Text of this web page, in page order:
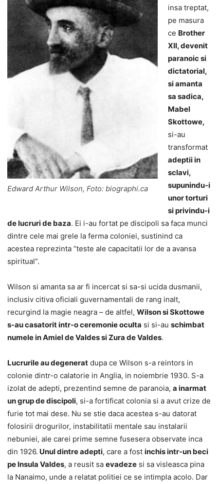
Edward Arthur Wilson, Foto: biographi.ca
insa treptat,
pe masura
ce Brother
XII, devenit
paranoic si
dictatorial,
si amanta
sa sadica,
Mabel
Skottowe,
si-au
transformat
adeptii in
sclavi,
supunindu-i
unor torturi
si privindu-i
de lucruri de baza. Ei i-au fortat pe discipoli sa faca munci
dintre cele mai grele la ferma coloniei, sustinind ca
acestea reprezinta “teste ale capacitatii lor de a avansa
spiritual”.
Wilson si amanta sa ar fi incercat si sa-si ucida dusmanii,
inclusiv citiva oficiali guvernamentali de rang inalt,
recurgind la magie neagra – de altfel, Wilson si Skottowe
s-au casatorit intr-o ceremonie oculta si si-au schimbat
numele in Amiel de Valdes si Zura de Valdes.
Lucrurile au degenerat dupa ce Wilson s-a reintors in
colonie dintr-o calatorie in Anglia, in noiembrie 1930. S-a
izolat de adepti, prezentind semne de paranoia, a inarmat
un grup de discipoli, si-a fortificat colonia si a avut crize de
furie tot mai dese. Nu se stie daca acestea s-au datorat
folosirii drogurilor, instabilitatii mentale sau instalarii
nebuniei, ale carei prime semne fusesera observate inca
din 1926. Unul dintre adepti, care a fost inchis intr-un beci
pe Insula Valdes, a reusit sa evadeze si sa visleasca pina
la Nanaimo, unde a relatat politiei ce se intimpla acolo. Dar